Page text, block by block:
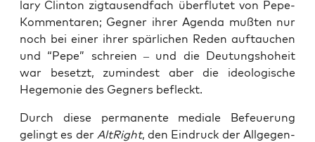
la­ry Clin­ton zig­tau­send­fach über­flu­tet von Pepe-
Kom­men­ta­ren; Geg­ner ihrer Agen­da muß­ten nur
noch bei einer ihrer spär­li­chen Reden auf­tau­chen
und “Pepe” schrei­en – und die Deu­tungs­ho­heit
war besetzt, zumin­dest aber die ideo­lo­gi­sche
Hege­mo­nie des Geg­ners befleckt.
Durch die­se per­ma­nen­te media­le Befeue­rung
gelingt es der Alt­Right, den Ein­druck der All­ge­gen­